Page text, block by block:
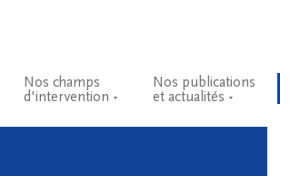
Nos champs
d'intervention
Nos publications
et actualités